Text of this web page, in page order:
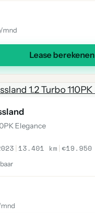
mnd
Lease berekenen
Elegance
| 13.401 km |€19.950